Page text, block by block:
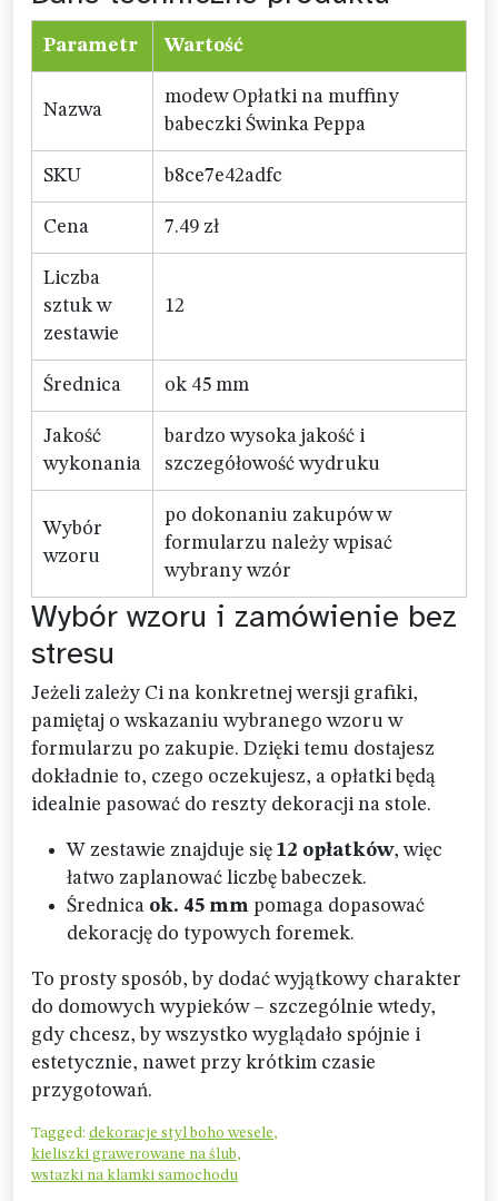
Parametr Wartość
Nazwa
modew Opłatki na muffiny
babeczki Świnka Peppa
SKU b8ce7e42adfc
Cena 7.49 zł
Liczba
sztuk w
zestawie
12
Średnica ok 45 mm
Jakość
wykonania
bardzo wysoka jakość i
szczegółowość wydruku
Wybór
wzoru
po dokonaniu zakupów w
formularzu należy wpisać
wybrany wzór
Wybór wzoru i zamówienie bez
stresu
Jeżeli zależy Ci na konkretnej wersji grafiki,
pamiętaj o wskazaniu wybranego wzoru w
formularzu po zakupie. Dzięki temu dostajesz
dokładnie to, czego oczekujesz, a opłatki będą
idealnie pasować do reszty dekoracji na stole.
W zestawie znajduje się 12 opłatków, więc
łatwo zaplanować liczbę babeczek.
Średnica ok. 45 mm pomaga dopasować
dekorację do typowych foremek.
To prosty sposób, by dodać wyjątkowy charakter
do domowych wypieków – szczególnie wtedy,
gdy chcesz, by wszystko wyglądało spójnie i
estetycznie, nawet przy krótkim czasie
przygotowań.
Tagged: dekoracje styl boho wesele,
kieliszki grawerowane na ślub,
wstazki na klamki samochodu